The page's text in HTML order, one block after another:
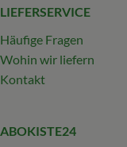
LIEFERSERVICE
Häufige Fragen
Wohin wir liefern
Kontakt
ABOKISTE24